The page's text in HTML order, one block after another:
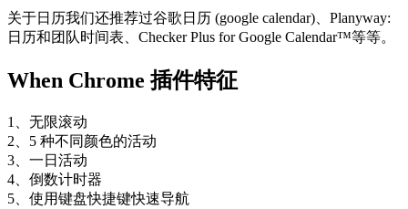
关于日历我们还推荐过谷歌日历 (google calendar)、Planyway:
日历和团队时间表、Checker Plus for Google Calendar™等等。
When Chrome 插件特征
1、无限滚动
2、5 种不同颜色的活动
3、一日活动
4、倒数计时器
5、使用键盘快捷键快速导航